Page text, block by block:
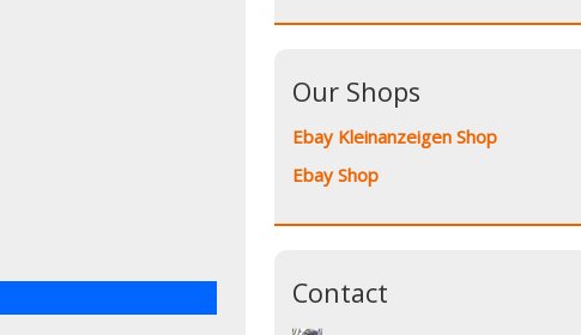
Our Shops
Ebay Kleinanzeigen Shop
Ebay Shop
Contact